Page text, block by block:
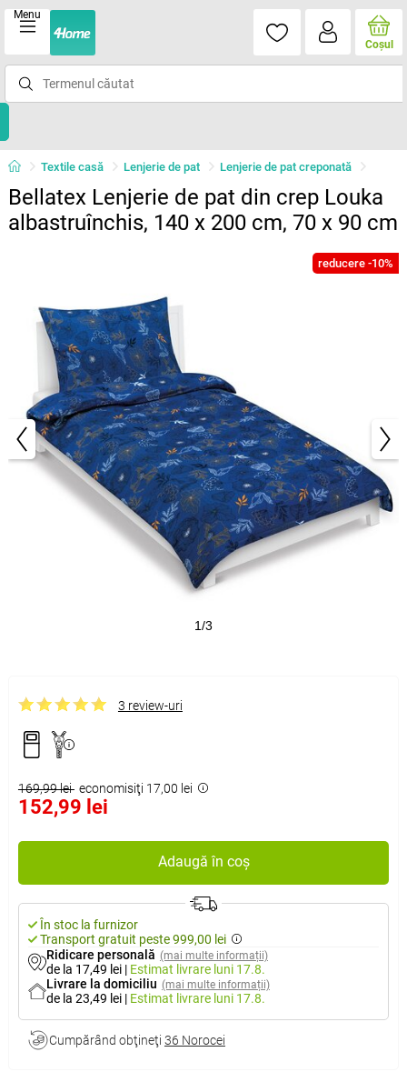
Menu
Coşul
Textile casă Lenjerie de pat Lenjerie de pat creponată
Bellatex Lenjerie de pat din crep Louka
albastruînchis, 140 x 200 cm, 70 x 90 cm
reducere -10%
1/3
3 review-uri
169,99 lei economisiţi 17,00 lei
152,99 lei
Adaugă în coș
În stoc la furnizor
Transport gratuit peste 999,00 lei
Ridicare personală (mai multe informații)
de la 17,49 lei | Estimat livrare luni 17.8.
Livrare la domiciliu (mai multe informații)
de la 23,49 lei | Estimat livrare luni 17.8.
Cumpărând obţineţi 36 Norocei